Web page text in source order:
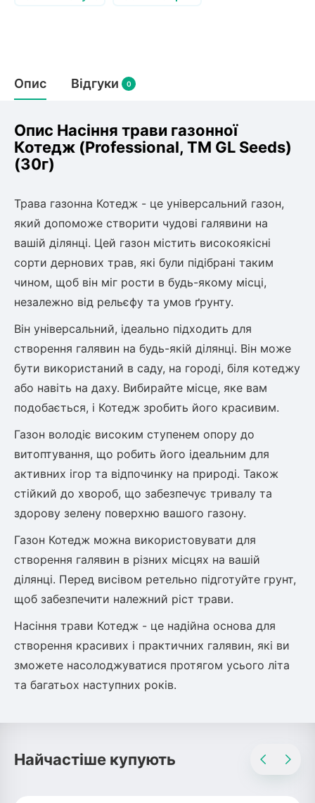
Оливкове Дерево
Мирт
Мушмула
Інжирний персик
Нектарин
Айва
Хурма
Шовковиця
Абрикос
Обліпиха
Кизил
Диплоидная слива
Азіатська груша
Смородина
Актинідія
Пієріс Японський
Бересклет
Вейгела
Барбарис
Спірея
Азалія
Дерен
Штамбові троянди
Бузок
Жасмин (Чубушник)
Будлея
Лавровишня
Бобовник (Жерновець)
Калина
Піраканта
Бузина
Багаторічні рослини
Молодило (Кам'яні троянди)
М'ята
Лаванда
Пряні трави
Очиток (седум)
Вівсяниця
Барвінок
Чемерник (морозник)
Рослини що в'ються
Гліцинія (Вістерія)
Рубальні машини
Картоплесаджалки
Картоплекопалки
Сажалки для чеснока
Навантажувачі
Опис Відгуки 0
Опис Насіння трави газонної
Котедж (Professional, TM GL Seeds)
(30г)
Трава газонна Котедж - це універсальний газон,
який допоможе створити чудові галявини на
вашій ділянці. Цей газон містить високоякісні
сорти дернових трав, які були підібрані таким
чином, щоб він міг рости в будь-якому місці,
незалежно від рельєфу та умов ґрунту.
Він універсальний, ідеально підходить для
створення галявин на будь-якій ділянці. Він може
бути використаний в саду, на городі, біля котеджу
або навіть на даху. Вибирайте місце, яке вам
подобається, і Котедж зробить його красивим.
Газон володіє високим ступенем опору до
витоптування, що робить його ідеальним для
активних ігор та відпочинку на природі. Також
стійкий до хвороб, що забезпечує тривалу та
здорову зелену поверхню вашого газону.
Газон Котедж можна використовувати для
створення галявин в різних місцях на вашій
ділянці. Перед висівом ретельно підготуйте грунт,
щоб забезпечити належний ріст трави.
Насіння трави Котедж - це надійна основа для
створення красивих і практичних галявин, які ви
зможете насолоджуватися протягом усього літа
та багатьох наступних років.
Найчастіше купують